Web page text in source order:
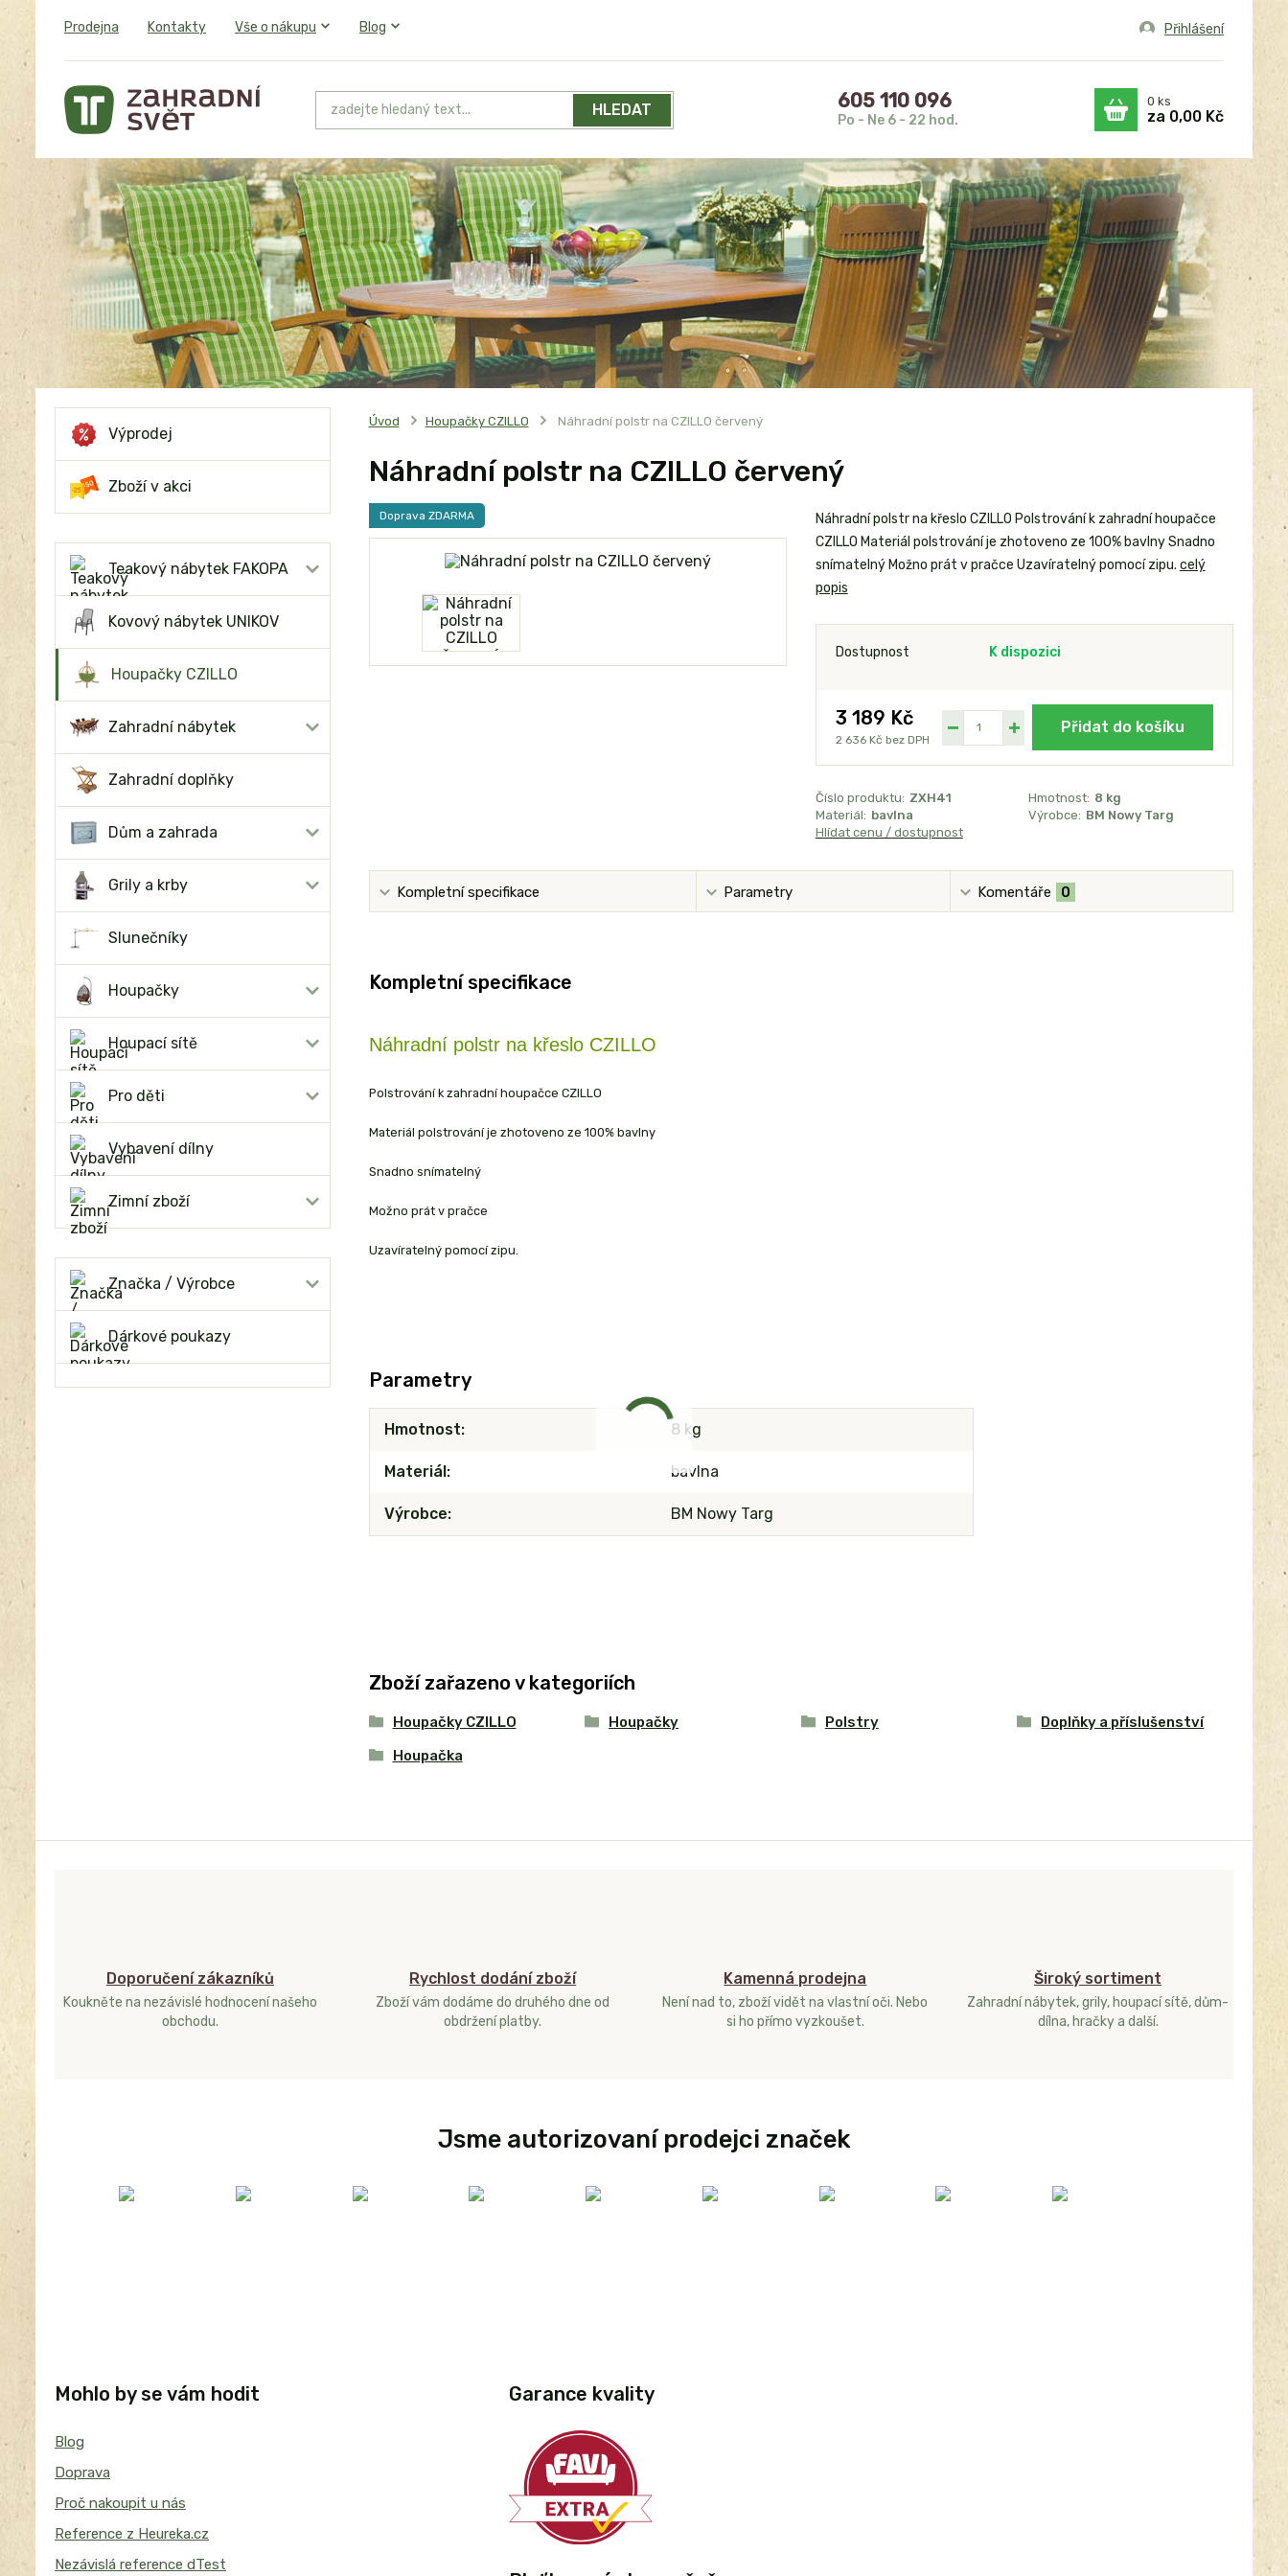
Prodejna Kontakty Vše o nákupu Blog Přihlášení
HLEDAT 605 110 096
Po - Ne 6 - 22 hod.
0 ks
za 0,00 Kč
Výprodej
Zboží v akci
Teakový nábytek FAKOPA
Kovový nábytek UNIKOV
Houpačky CZILLO
Zahradní nábytek
Zahradní doplňky
Dům a zahrada
Grily a krby
Slunečníky
Houpačky
Houpací sítě
Pro děti
Vybavení dílny
Zimní zboží
Značka / Výrobce
Dárkové poukazy
Úvod Houpačky CZILLO Náhradní polstr na CZILLO červený
Náhradní polstr na CZILLO červený
Doprava ZDARMA
Náhradní polstr na křeslo CZILLO Polstrování k zahradní houpačce
CZILLO Materiál polstrování je zhotoveno ze 100% bavlny Snadno
snímatelný Možno prát v pračce Uzavíratelný pomocí zipu. celý
popis
Dostupnost K dispozici
3 189 Kč
2 636 Kč bez DPH
Přidat do košíku
Číslo produktu: ZXH41 Hmotnost: 8 kg
Materiál: bavlna Výrobce: BM Nowy Targ
Hlídat cenu / dostupnost
Kompletní specifikace Parametry Komentáře 0
Kompletní specifikace
Náhradní polstr na křeslo CZILLO
Polstrování k zahradní houpačce CZILLO
Materiál polstrování je zhotoveno ze 100% bavlny
Snadno snímatelný
Možno prát v pračce
Uzavíratelný pomocí zipu.
Parametry
Hmotnost 8 kg
Materiál bavlna
Výrobce BM Nowy Targ
Zboží zařazeno v kategoriích
Houpačky CZILLO Houpačky Polstry
Doplňky a příslušenství
Houpačka
Doporučení zákazníků
Koukněte na nezávislé hodnocení našeho
obchodu.
Rychlost dodání zboží
Zboží vám dodáme do druhého dne od
obdržení platby.
Kamenná prodejna
Není nad to, zboží vidět na vlastní oči. Nebo
si ho přímo vyzkoušet.
Široký sortiment
Zahradní nábytek, grily, houpací sítě, dům-
dílna, hračky a další.
Jsme autorizovaní prodejci značek
Mohlo by se vám hodit
Blog
Doprava
Proč nakoupit u nás
Reference z Heureka.cz
Nezávislá reference dTest
Garance kvality